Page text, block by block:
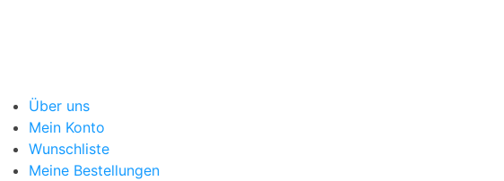
Über uns
Mein Konto
Wunschliste
Meine Bestellungen